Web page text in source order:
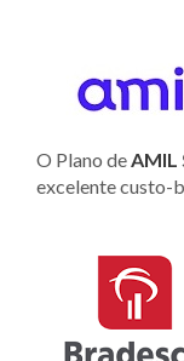
O Plano deAMIL
excelente custo-